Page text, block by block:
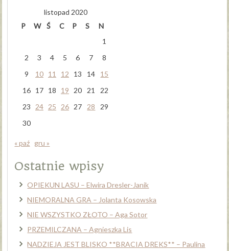
listopad 2020
P
W Ś C P S
N
1
2
3 4 5 6 7
8
9
10 11 12 13 14
15
16 17 18 19 20 21
22
23
24 25 26 27 28
29
30
« paź gru »
Ostatnie wpisy
OPIEKUN LASU – Elwira Dresler-Janik
NIEMORALNA GRA – Jolanta Kosowska
NIE WSZYSTKO ZŁOTO – Aga Sotor
PRZEMILCZANA – Agnieszka Lis
NADZIEJA JEST BLISKO **BRACIA DREKS** – Paulina